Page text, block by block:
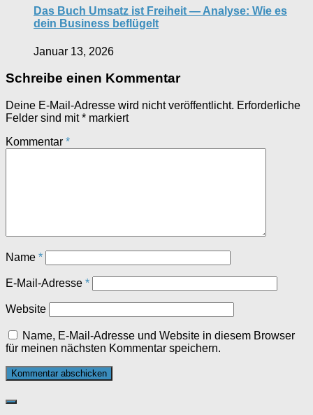
Das Buch Umsatz ist Freiheit — Analyse: Wie es
dein Business beflügelt
Januar 13, 2026
Schreibe einen Kommentar
Deine E-Mail-Adresse wird nicht veröffentlicht. Erforderliche
Felder sind mit* markiert
Kommentar *
Name *
E-Mail-Adresse *
Website
Name, E-Mail-Adresse und Website in diesem Browser
für meinen nächsten Kommentar speichern.